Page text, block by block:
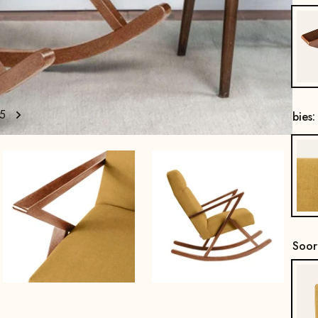
5 bies: